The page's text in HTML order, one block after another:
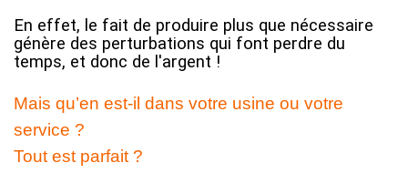
En effet, le fait de produire plus que nécessaire
génère des perturbations qui font perdre du
temps, et donc de l'argent !
Mais qu’en est-il dans votre usine ou votre
service ?
Tout est parfait ?